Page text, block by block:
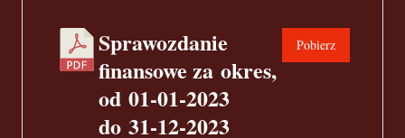
Sprawozdanie
finansowe za okres,
od 01-01-2023
do 31-12-2023
Pobierz